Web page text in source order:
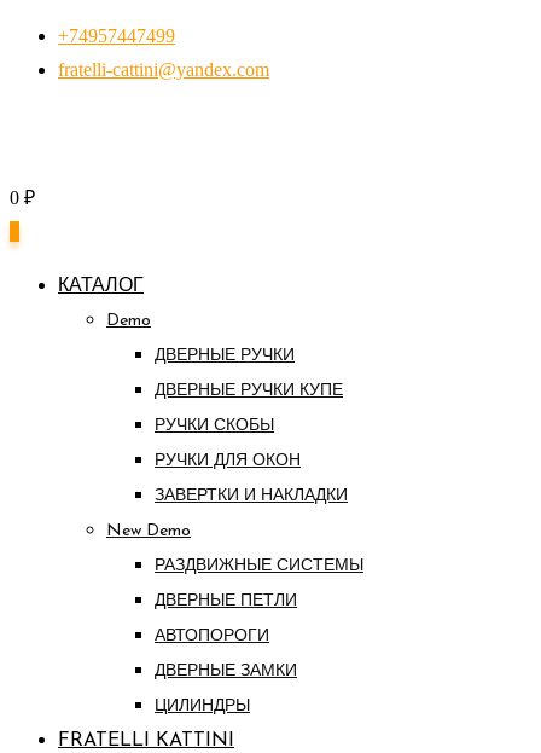
Перейти+74957447499
fratelli-cattini@yandex.com
0 ₽
КАТАЛОГ
Demo
ДВЕРНЫЕ РУЧКИ
ДВЕРНЫЕ РУЧКИ КУПЕ
РУЧКИ СКОБЫ
РУЧКИ ДЛЯ ОКОН
ЗАВЕРТКИ И НАКЛАДКИ
New Demo
РАЗДВИЖНЫЕ СИСТЕМЫ
ДВЕРНЫЕ ПЕТЛИ
АВТОПОРОГИ
ДВЕРНЫЕ ЗАМКИ
ЦИЛИНДРЫ
FRATELLI KATTINI